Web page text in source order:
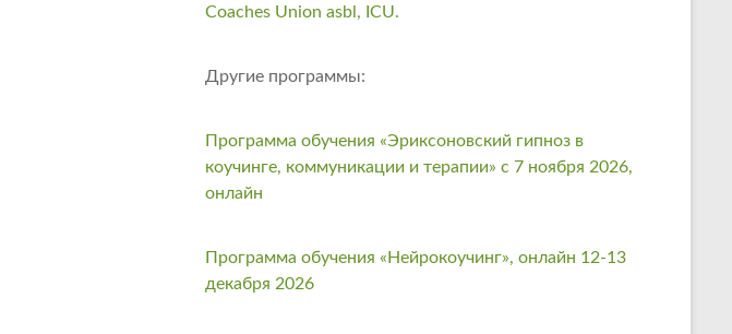
Coaches Union asbl, ICU.
Другие программы:
Программа обучения «Эриксоновский гипноз в
коучинге, коммуникации и терапии» с 7 ноября 2026,
онлайн
Программа обучения «Нейрокоучинг», онлайн 12-13
декабря 2026